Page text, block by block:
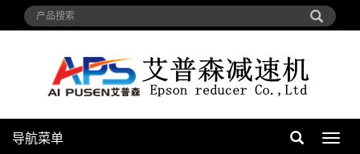
导
导航菜单